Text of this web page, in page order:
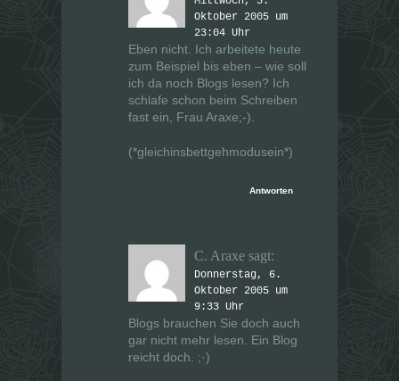
Oktober 2005 um
23:04 Uhr
Eben nicht. Ich arbeitete heute
zum Beispiel bis eben – wie soll
ich da noch Blogs lesen? Ich
schlafe schon beim Schreiben
fast ein, Frau Araxe;-).
(*gleichinsbettgehmodusein*)
Antworten
C. Araxe sagt:
Donnerstag, 6.
Oktober 2005 um
9:33 Uhr
Blogs brauchen Sie doch auch
gar nicht mehr lesen. Ein Blog
reicht doch. ;·)